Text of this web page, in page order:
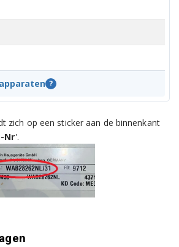
?
zich op een sticker aan de binnenkant
Nr'.